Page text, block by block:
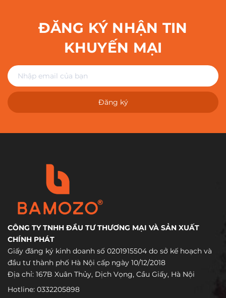
ĐĂNG KÝ NHẬN TIN
KHUYẾN MẠI
Đăng ký
CÔNG TY TNHH ĐẦU TƯ THƯƠNG MẠI VÀ SẢN XUẤT
CHÍNH PHÁT
Giấy đăng ký kinh doanh số 0201915504 do sở kế hoạch và
đầu tư thành phố Hà Nội cấp ngày 10/12/2018
Địa chỉ: 167B Xuân Thủy, Dịch Vọng, Cầu Giấy, Hà Nội
Hotline: 0332205898